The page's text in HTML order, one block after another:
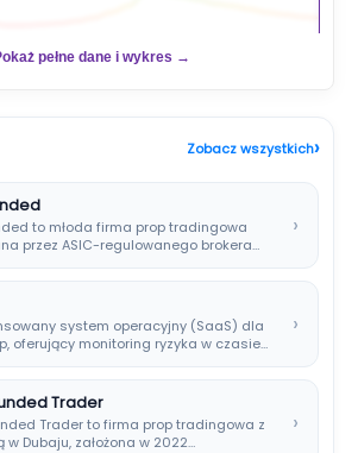
pełne dane i wykres →
Zobacz wszystkich›
to młoda firma prop tradingowa
przez ASIC-regulowanego brokera
›
system operacyjny (SaaS) dla
oferujący monitoring ryzyka w czasie
›
Trader
Trader to firma prop tradingowa z
w Dubaju, założona w 2022…
›